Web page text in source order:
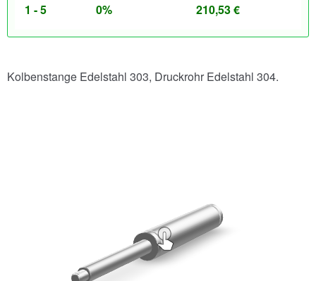
1 - 5 0% 210,53€
Kolbenstange Edelstahl 303, Druckrohr Edelstahl 304.